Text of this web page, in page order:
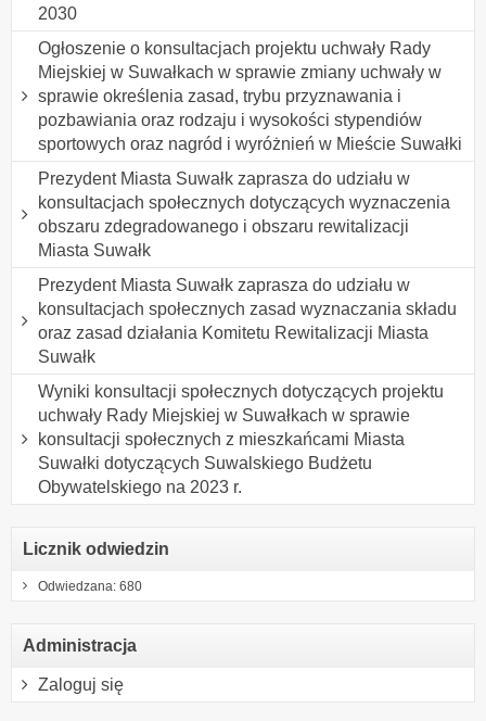
2030
Ogłoszenie o konsultacjach projektu uchwały Rady
Miejskiej w Suwałkach w sprawie zmiany uchwały w
sprawie określenia zasad, trybu przyznawania i
pozbawiania oraz rodzaju i wysokości stypendiów
sportowych oraz nagród i wyróżnień w Mieście Suwałki
Prezydent Miasta Suwałk zaprasza do udziału w
konsultacjach społecznych dotyczących wyznaczenia
obszaru zdegradowanego i obszaru rewitalizacji
Miasta Suwałk
Prezydent Miasta Suwałk zaprasza do udziału w
konsultacjach społecznych zasad wyznaczania składu
oraz zasad działania Komitetu Rewitalizacji Miasta
Suwałk
Wyniki konsultacji społecznych dotyczących projektu
uchwały Rady Miejskiej w Suwałkach w sprawie
konsultacji społecznych z mieszkańcami Miasta
Suwałki dotyczących Suwalskiego Budżetu
Obywatelskiego na 2023 r.
Licznik odwiedzin
Odwiedzana: 680
Administracja
Zaloguj się